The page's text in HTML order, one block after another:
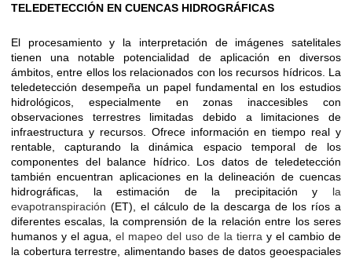
TELEDETECCIÓN EN CUENCAS HIDROGRÁFICAS
El procesamiento y la interpretación de imágenes satelitales
tienen una notable potencialidad de aplicación en diversos
ámbitos, entre ellos los relacionados con los recursos hídricos. La
teledetección desempeña un papel fundamental en los estudios
hidrológicos, especialmente en zonas inaccesibles con
observaciones terrestres limitadas debido a limitaciones de
infraestructura y recursos. Ofrece información en tiempo real y
rentable, capturando la dinámica espacio temporal de los
componentes del balance hídrico. Los datos de teledetección
también encuentran aplicaciones en la delineación de cuencas
hidrográficas, la estimación de la precipitación y la
evapotranspiración (ET), el cálculo de la descarga de los ríos a
diferentes escalas, la comprensión de la relación entre los seres
humanos y el agua, el mapeo del uso de la tierra y el cambio de
la cobertura terrestre, alimentando bases de datos geoespaciales